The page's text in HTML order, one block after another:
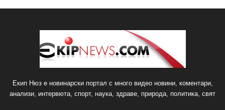
Екип Нюз е новинарски портал с много видео новини, коментари,
анализи, интервюта, спорт, наука, здраве, природа, политика, свят